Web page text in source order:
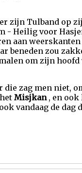
zijn Tulband op
- Heilig voor
aan
beneden zou
om zijn
zag men niet,
Misjkan , en
vandaag de dag